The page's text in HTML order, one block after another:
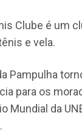
Clube é um
e vela.
Pampulha
para os
Mundial da